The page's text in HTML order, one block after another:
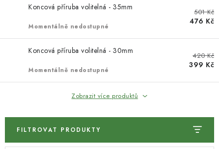
NÁSTROJE PRO STOLAŘE
NÁSTROJE PRO OPRACOVÁNÍ KOVU
NÁSTROJE PRO ŘEZÁNÍ DŘEVA
NÁSTROJE PRO FRÉZOVÁNÍ
POTŘEBUJI DOBRÝ STROJ
Koncová příruba volitelná - 35mm
Momentálně nedostupné
501 Kč
476 Kč
Koncová příruba volitelná - 30mm
Momentálně nedostupné
420 Kč
399 Kč
Zobrazit více produktů
FILTROVAT PRODUKTY